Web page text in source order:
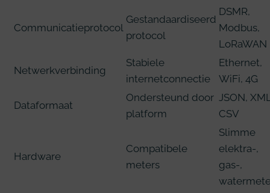
Communicatieprotocol
Gestandaardiseerd
protocol
DSMR,
Modbus,
LoRaWAN
Netwerkverbinding
Stabiele
internetconnectie
Ethernet,
WiFi, 4G
Dataformaat
Ondersteund door
platform
JSON,
CSV
Hardware
Compatibele
meters
Slimme
elektra-,
gas-,